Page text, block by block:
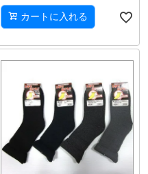
カートに入れる